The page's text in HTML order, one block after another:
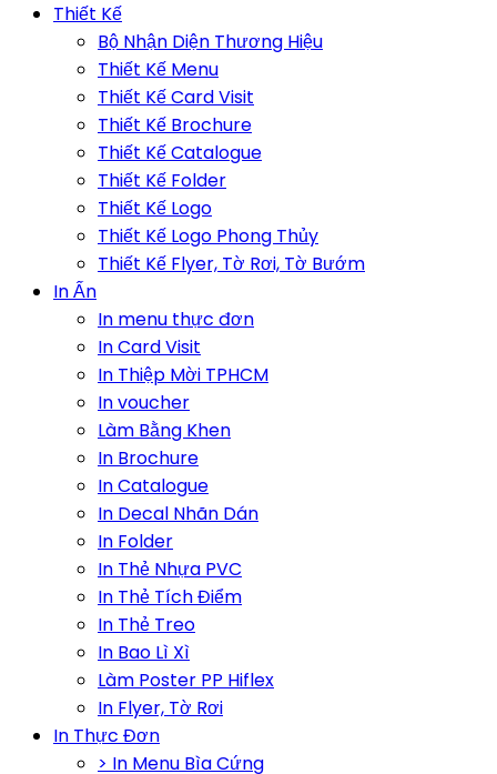
Thiết Kế
Bộ Nhận Diện Thương Hiệu
Thiết Kế Menu
Thiết Kế Card Visit
Thiết Kế Brochure
Thiết Kế Catalogue
Thiết Kế Folder
Thiết Kế Logo
Thiết Kế Logo Phong Thủy
Thiết Kế Flyer, Tờ Rơi, Tờ Bướm
In Ấn
In menu thực đơn
In Card Visit
In Thiệp Mời TPHCM
In voucher
Làm Bằng Khen
In Brochure
In Catalogue
In Decal Nhãn Dán
In Folder
In Thẻ Nhựa PVC
In Thẻ Tích Điểm
In Thẻ Treo
In Bao Lì Xì
Làm Poster PP Hiflex
In Flyer, Tờ Rơi
In Thực Đơn
> In Menu Bìa Cứng